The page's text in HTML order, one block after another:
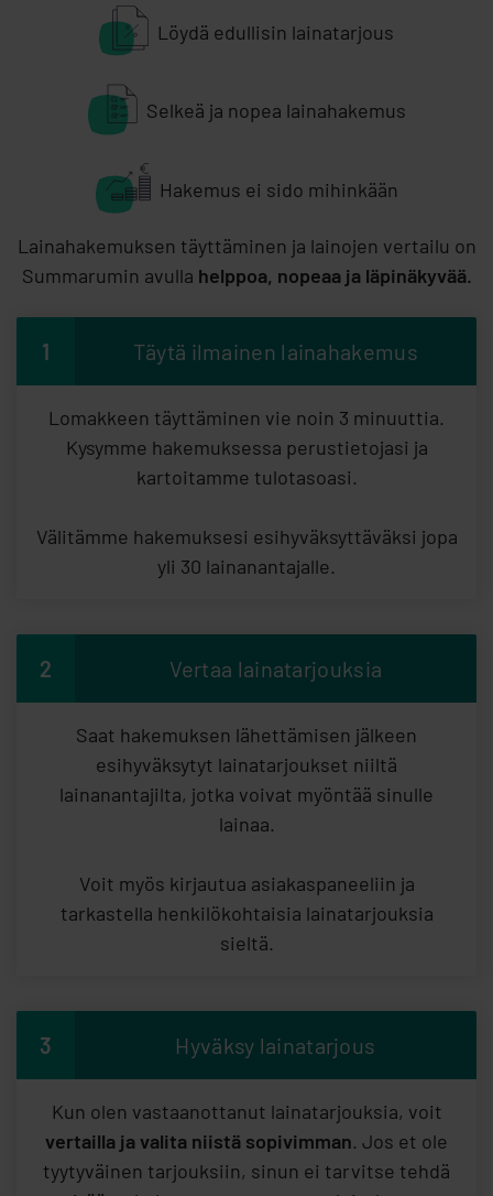
Löydä edullisin lainatarjous
Selkeä ja nopea lainahakemus
Hakemus ei sido mihinkään
Lainahakemuksen täyttäminen ja lainojen vertailu on
Summarumin avulla helppoa, nopeaa ja läpinäkyvää.
1 Täytä ilmainen lainahakemus
Lomakkeen täyttäminen vie noin 3 minuuttia.
Kysymme hakemuksessa perustietojasi ja
kartoitamme tulotasoasi.
Välitämme hakemuksesi esihyväksyttäväksi jopa
yli 30 lainanantajalle.
2 Vertaa lainatarjouksia
Saat hakemuksen lähettämisen jälkeen
esihyväksytyt lainatarjoukset niiltä
lainanantajilta, jotka voivat myöntää sinulle
lainaa.
Voit myös kirjautua asiakaspaneeliin ja
tarkastella henkilökohtaisia lainatarjouksia
sieltä.
3 Hyväksy lainatarjous
Kun olen vastaanottanut lainatarjouksia, voit
vertailla ja valita niistä sopivimman. Jos et ole
tyytyväinen tarjouksiin, sinun ei tarvitse tehdä